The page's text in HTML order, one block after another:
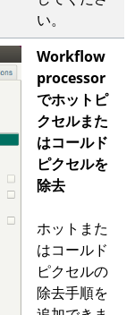
い。
Workflow
processor
でホットピ
クセルまた
はコールド
ピクセルを
除去
ホットまた
はコールド
ピクセルの
除去手順を